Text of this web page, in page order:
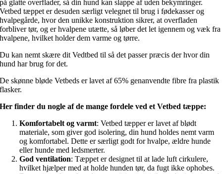
på glatte overflader, så din hund kan slappe af uden bekymringer.
Vetbed tæppet er desuden særligt velegnet til brug i fødekasser og
hvalpegårde, hvor den unikke konstruktion sikrer, at overfladen
forbliver tør, og er hvalpene utætte, så løber det let igennem og væk fra
hvalpene, hvilket holder dem varme og tørre.
Du kan nemt skære dit Vedtbed til så det passer præcis der hvor din
hund har brug for det.
De skønne bløde Vetbeds er lavet af 65% genanvendte fibre fra plastik
flasker.
Her finder du nogle af de mange fordele ved et Vetbed tæppe:
Komfortabelt og varmt: Vetbed tæpper er lavet af blødt
materiale, som giver god isolering, din hund holdes nemt varm
og komfortabel. Dette er særligt godt for hvalpe, ældre hunde
eller hunde med ledsmerter.
God ventilation: Tæppet er designet til at lade luft cirkulere,
hvilket hjælper med at holde hunden tør, da fugt ikke ophobes.